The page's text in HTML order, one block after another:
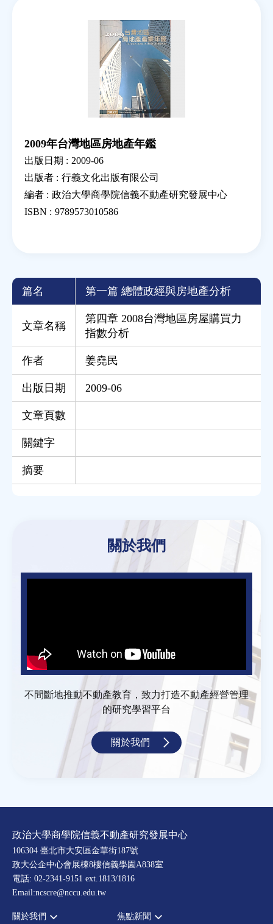
2009年台灣地區房地產年鑑
出版日期 : 2009-06
出版者 : 行義文化出版有限公司
編者 : 政治大學商學院信義不動產研究發展中心
ISBN : 9789573010586
篇名 第一篇 總體政經與房地產分析
文章名稱
第四章 2008台灣地區房屋購買力
指數分析
作者 姜堯民
出版日期 2009-06
文章頁數
關鍵字
摘要
關於我們
不間斷地推動不動產教育，致力打造不動產經營管理
的研究學習平台
關於我們
政治大學商學院信義不動產研究發展中心
106304 臺北市大安區金華街187號
政大公企中心會展棟8樓信義學園A838室
電話: 02-2341-9151 ext.1813/1816
Email:ncscre@nccu.edu.tw
關於我們 焦點新聞